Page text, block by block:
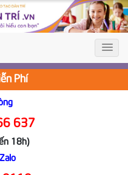
Phí
637
18h)